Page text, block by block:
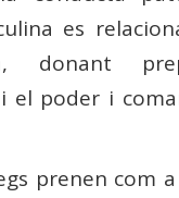
es
donant
el poder i
prenen com